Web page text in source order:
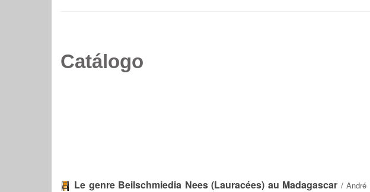
Catálogo
Le genre Beilschmiedia Nees (Lauracées) au Madagascar / André